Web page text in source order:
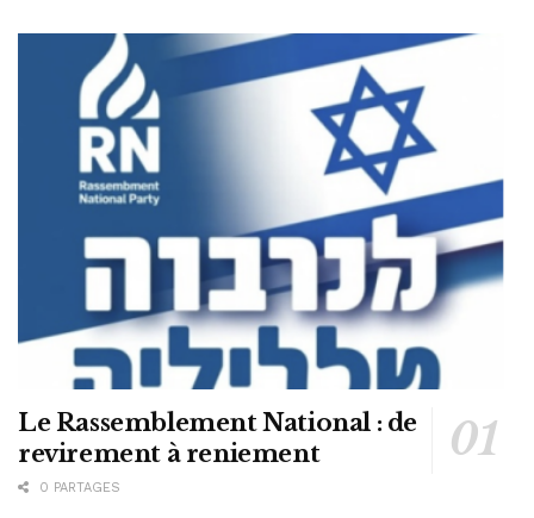
Le Rassemblement National : de
revirement à reniement
0 PARTAGES